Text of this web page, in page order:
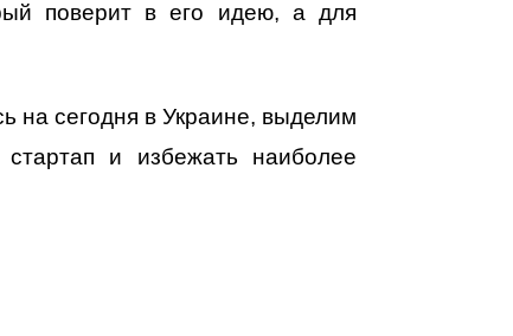
поверит в его идею, а для
на сегодня в Украине, выделим
и избежать наиболее